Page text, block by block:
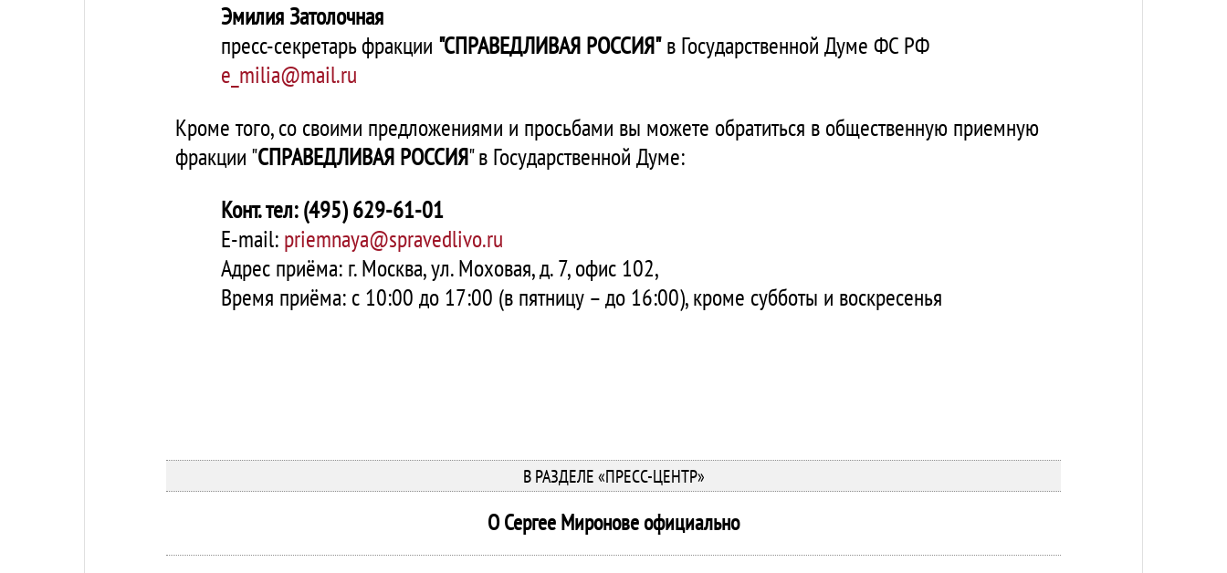
Эмилия Затолочная
пресс-секретарь фракции "СПРАВЕДЛИВАЯ РОССИЯ"в Государственной Думе ФС РФ
e_milia@mail.ru
Кроме того, со своими предложениями и просьбами вы можете обратиться в общественную приемную
фракции "СПРАВЕДЛИВАЯ РОССИЯ" в Государственной Думе:
Конт. тел: (495) 629-61-01
E-mail: priemnaya@spravedlivo.ru
Адрес приёма: г. Москва, ул. Моховая, д. 7, офис 102,
Время приёма: с 10:00 до 17:00 (в пятницу – до 16:00), кроме субботы и воскресенья
В РАЗДЕЛЕ «ПРЕСС-ЦЕНТР»
О Сергее Миронове официально